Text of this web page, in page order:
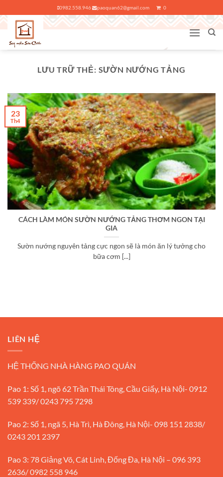
qua
nội
dung
0982.558.946 paoquan62@gmail.com 0
LƯU TRỮ THẺ: SƯỜN NƯỚNG TẢNG
CÁCH LÀM MÓN SƯỜN NƯỚNG TẢNG THƠM NGON TẠI
GIA
Sườn nướng nguyên tảng cực ngon sẽ là món ăn lý tưởng cho
bữa cơm [...]
23
Th4
LIÊN HỆ
HỆ THỐNG NHÀ HÀNG PAO QUÁN
Pao 1: Số 1, ngõ 62 Trần Thái Tông, Cầu Giấy, Hà Nội- 0912
539 339/ 0243 795 7298
Pao 2: Số 1, ngã 5, Hà Trì, Hà Đông, Hà Nội- 098 151 2838/
0243 201 2397
Pao 3: 78 Giảng Võ, Cát Linh, Đống Đa, Hà Nội – 096 393
2636/ 0982 558 946